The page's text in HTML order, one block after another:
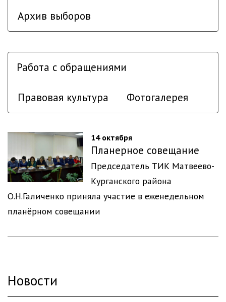
Архив выборов
Работа с обращениями
Правовая культура Фотогалерея
14 октября
Планерное совещание
Председатель ТИК Матвеево-
Курганского района
О.Н.Галиченко приняла участие в еженедельном
планёрном совещании
Новости